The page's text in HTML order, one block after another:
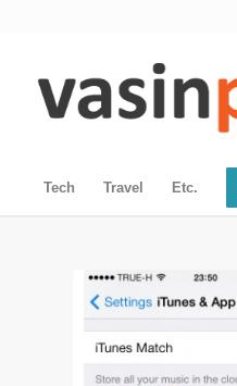
Tech Travel Etc.